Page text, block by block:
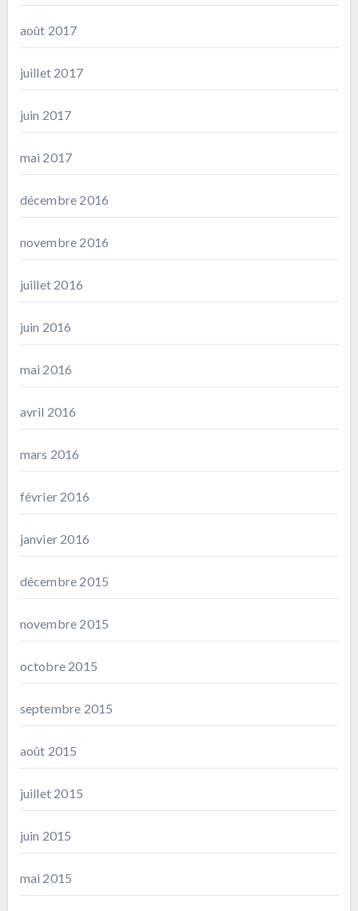
août 2017
juillet 2017
juin 2017
mai 2017
décembre 2016
novembre 2016
juillet 2016
juin 2016
mai 2016
avril 2016
mars 2016
février 2016
janvier 2016
décembre 2015
novembre 2015
octobre 2015
septembre 2015
août 2015
juillet 2015
juin 2015
mai 2015